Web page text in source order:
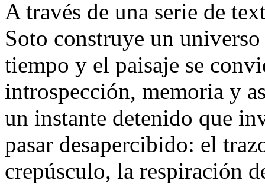
A través de una serie de
Soto construye un
tiempo y el paisaje se
introspección, memoria y
un instante detenido que
pasar desapercibido: el
crepúsculo, la respiración